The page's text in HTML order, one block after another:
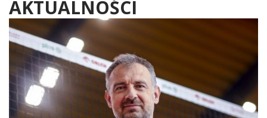
AKTUALNOŚCI